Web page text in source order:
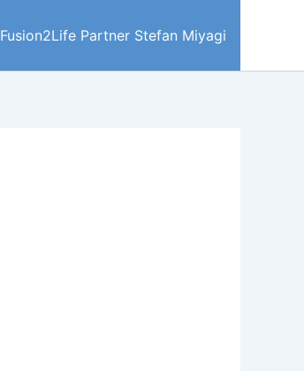
Fusion2Life Partner Stefan Miyagi